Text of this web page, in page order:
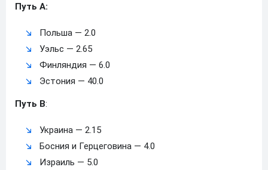
Путь А:
Польша — 2.0
Уэльс — 2.65
Финляндия — 6.0
Эстония — 40.0
Путь B:
Украина — 2.15
Босния и Герцеговина — 4.0
Израиль — 5.0